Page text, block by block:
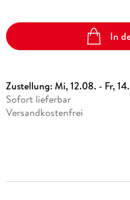
In
Zustellung:Mi, 12.08. - Fr,
Sofort lieferbar
Versandkostenfrei